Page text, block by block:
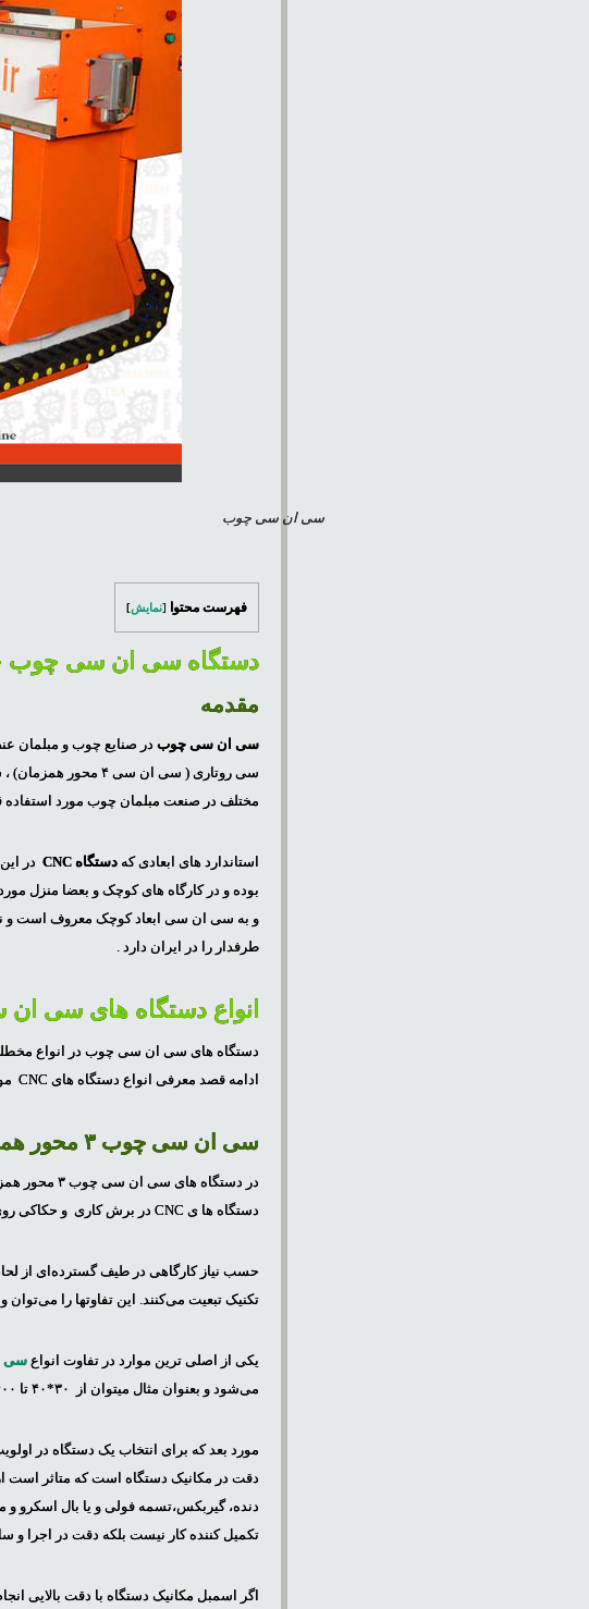
سی ان سی چوب
فهرست محتوا [نمایش]
دستگاه سی ان سی
مقدمه
سی ان سی چوبدر صنایع چوب و مبلمان
سی روتاری ( سی ان
مختلف در صنعت مبلمان چوب مورد استفاده
استاندارد های ابعادی که دستگاه CNC
بوده و در کارگاه های کوچک و بعضا منزل
طرفدار را در ایران دارد .
انواع دستگاه های سی
دستگاه های سی ان سی چوب در انواع مخطلف و
ادامه قصد معرفی انواع دستگاه های CNC موجود در بازار ایران و نوع و کاربرد آن ها را داریم .
سی ان سی چوب ۳ محور همزمان (۳D) تخت منبت
دستگاه ها ی CNC در برش کاری و حکاکی روی صفحات چوب و MDF میباشد.
تکنیک تبعیت می‌کنند. این تفاوتها را می‌توان
یکی از اصلی ترین موارد در تفاوت انواعسی
می‌شود و بعنوان مثال میتوان از ۳۰*۴۰ تا ۴۰۰*۲۰۰ سانتی متر که در بازار موجود است اشاره کرد.
مورد بعد که برای انتخاب یک دستگاه در
دقت در مکانیک دستگاه است که متاثر است
دنده، گیربکس،تسمه فولی و یا بال اسکرو
تکمیل کننده کار نیست بلکه دقت در اجرا و
اگر اسمبل مکانیک دستگاه با دقت بالایی